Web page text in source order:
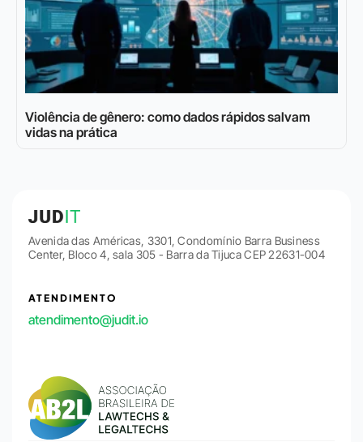
Violência de gênero: como dados rápidos salvam
vidas na prática
Avenida das Américas, 3301, Condomínio Barra Business
Center, Bloco 4, sala 305 - Barra da Tijuca CEP 22631-004
ATENDIMENTO
atendimento@judit.io